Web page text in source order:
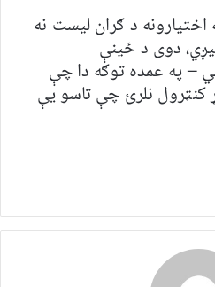
د ګران لیست نه
دوی د ځینې
– په عمده توګه دا چې
نلرئ چې تاسو یې